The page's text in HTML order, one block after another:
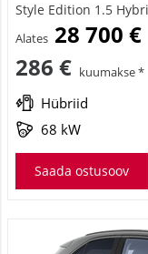
Style Edition 1.5
Alates 28 700 €
286 € kuumakse *
Hübriid
68 kW
Saada ostusoov